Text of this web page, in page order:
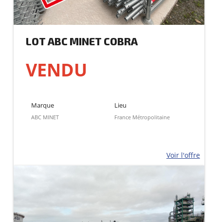
LOT ABC MINET COBRA
VENDU
Marque
ABC MINET
Lieu
France Métropolitaine
Voir l'offre